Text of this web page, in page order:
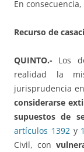
En
Recurso de
QUINTO.- Los
realidad la
jurisprudencia
considerarse
supuestos de
artículos 1392y
Civil, con